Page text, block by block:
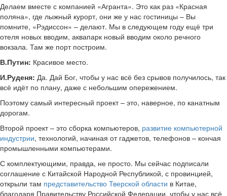
Делаем вместе с компанией «Агранта». Это как раз «Красная
поляна», где лыжный курорт, они же у нас гостиницы – Вы
помните, «Рэдиссон» – делают. Мы в следующем году ещё три
отеля новых вводим, аквапарк новый вводим около речного
вокзала. Там же порт построим.
В.Путин: Красивое место.
И.Руденя: Да. Дай Бог, чтобы у нас всё без срывов получилось, так
всё идёт по плану, даже с небольшим опережением.
Поэтому самый интересный проект – это, наверное, по канатным
дорогам.
Второй проект – это сборка компьютеров, развитие компьютерной
индустрии, технологий, начиная от гаджетов, телефонов – кончая
промышленными компьютерами.
С комплектующими, правда, не просто. Мы сейчас подписали
соглашение с Китайской Народной Республикой, с провинцией,
открыли там представительство Тверской области в Китае,
благодаря Правительству Российской Федерации, чтобы у нас всё